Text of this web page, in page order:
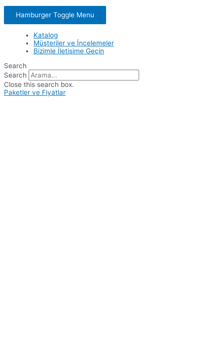
Hamburger Toggle Menu
Katalog
Müşteriler ve İncelemeler
Bizimle İletişime Geçin
Search
Search
Close this search box.
Paketler ve Fiyatlar